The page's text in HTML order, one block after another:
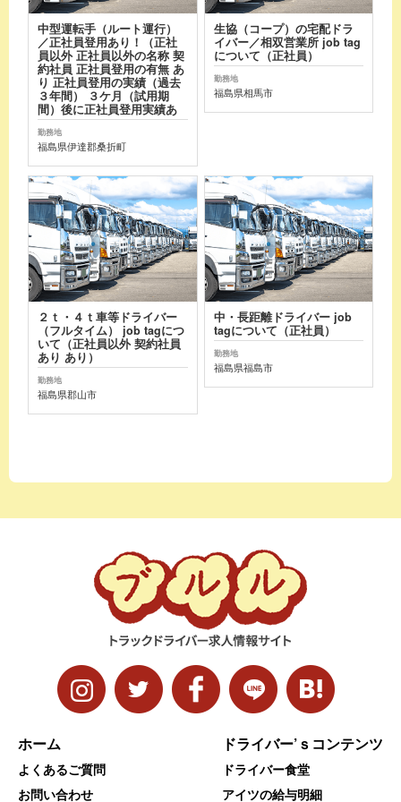
中型運転手（ルート運行）
／正社員登用あり！（正社
員以外 正社員以外の名称 契
約社員 正社員登用の有無 あ
り 正社員登用の実績（過去
３年間） ３ケ月（試用期
間）後に正社員登用実績あ
勤務地
福島県伊達郡桑折町
生協（コープ）の宅配ドラ
イバー／相双営業所 job tag
について（正社員）
勤務地
福島県相馬市
２ｔ・４ｔ車等ドライバー
（フルタイム） job tagにつ
いて（正社員以外 契約社員
あり あり）
勤務地
福島県郡山市
中・長距離ドライバー job
tagについて（正社員）
勤務地
福島県福島市
ホーム
よくあるご質問
お問い合わせ
ドライバー’ｓコンテンツ
ドライバー食堂
アイツの給与明細